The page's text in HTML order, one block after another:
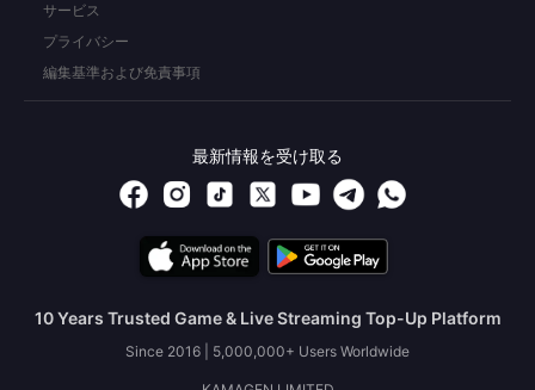
サービス
プライバシー
編集基準および免責事項
最新情報を受け取る
10 Years Trusted Game & Live Streaming Top-Up Platform
Since 2016 | 5,000,000+ Users Worldwide